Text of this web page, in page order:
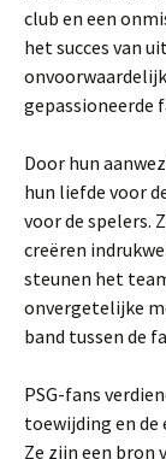
club en een
het succes van
gepassioneerde
Door hun
hun liefde voor
voor de spelers.
creëren
steunen het
onvergetelijke
band tussen de
PSG-fans
toewijding en de
Ze zijn een bron